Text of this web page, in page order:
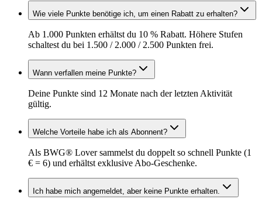
Wie viele Punkte benötige ich, um einen Rabatt zu erhalten?
Ab 1.000 Punkten erhältst du 10 % Rabatt. Höhere Stufen
schaltest du bei 1.500 / 2.000 / 2.500 Punkten frei.
Wann verfallen meine Punkte?
Deine Punkte sind 12 Monate nach der letzten Aktivität
gültig.
Welche Vorteile habe ich als Abonnent?
Als BWG® Lover sammelst du doppelt so schnell Punkte (1
€ = 6) und erhältst exklusive Abo-Geschenke.
Ich habe mich angemeldet, aber keine Punkte erhalten.